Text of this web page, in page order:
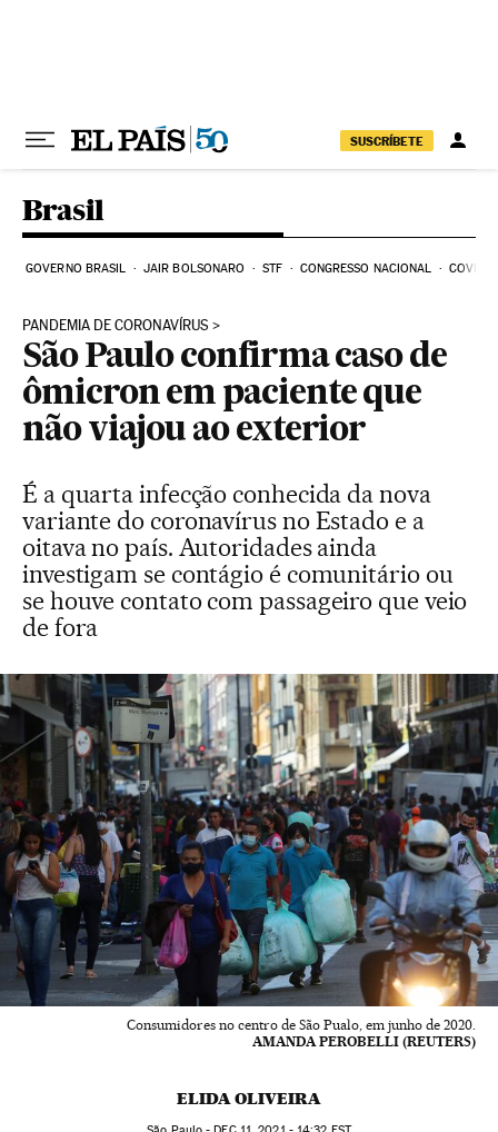
SUSCRÍBETE
Brasil
GOVERNO BRASIL JAIR BOLSONARO STF CONGRESSO NACIONAL COVID-
PANDEMIA DE CORONAVÍRUS
São Paulo confirma caso de
ômicron em paciente que
não viajou ao exterior
É a quarta infecção conhecida da nova
variante do coronavírus no Estado e a
oitava no país. Autoridades ainda
investigam se contágio é comunitário ou
se houve contato com passageiro que veio
de fora
Consumidores no centro de São Pualo, em junho de 2020.
AMANDA PEROBELLI (REUTERS)
ELIDA OLIVEIRA